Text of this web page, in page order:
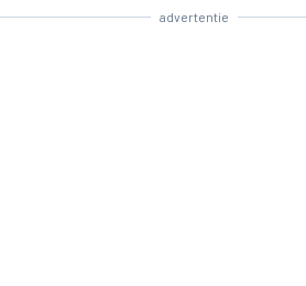
advertentie